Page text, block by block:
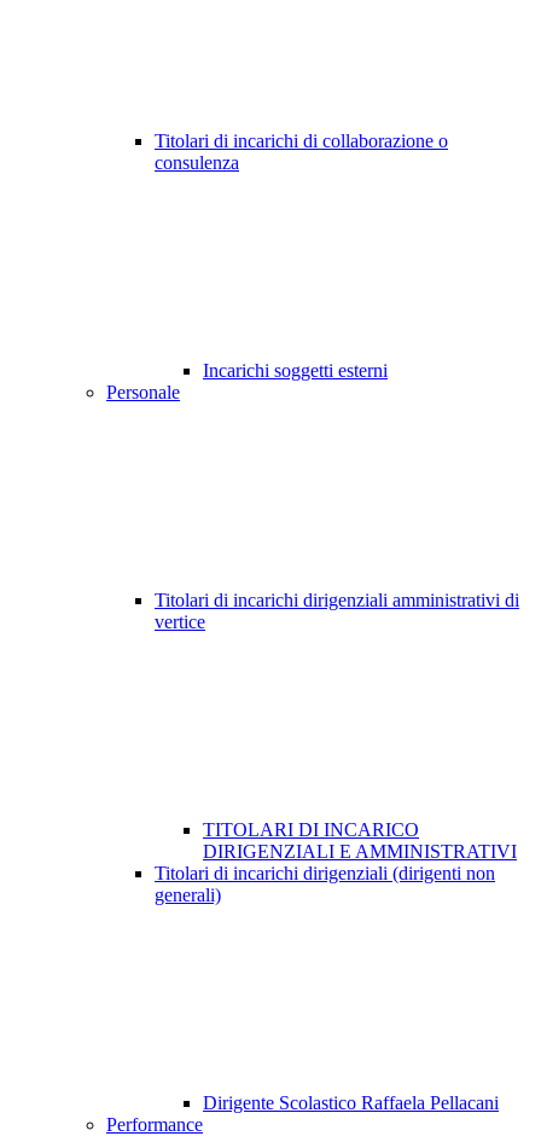
Titolari di incarichi di collaborazione o
consulenza
Incarichi soggetti esterni
Personale
Titolari di incarichi dirigenziali amministrativi di
vertice
TITOLARI DI INCARICO
DIRIGENZIALI E AMMINISTRATIVI
Titolari di incarichi dirigenziali (dirigenti non
generali)
Dirigente Scolastico Raffaela Pellacani
Performance